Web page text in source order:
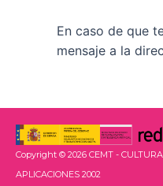
En caso de que
mensaje a la
Copyright © 2026 CEMT -
APLICACIONES 2002